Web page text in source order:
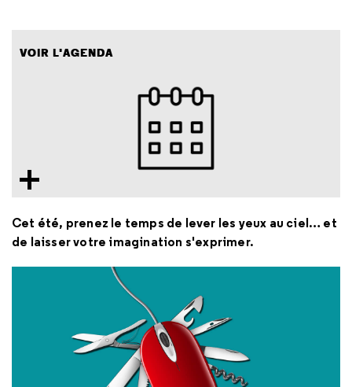
VOIR L'AGENDA
Cet été, prenez le temps de lever les yeux au ciel… et
de laisser votre imagination s'exprimer.